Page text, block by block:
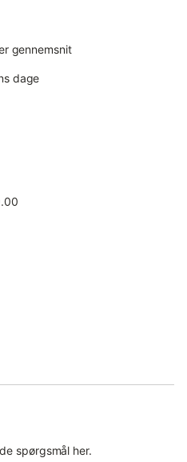
gennemsnit
dage
spørgsmål her.